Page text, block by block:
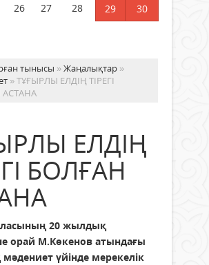
26 27 28 29
30
тынысы »Жаңалықтар »
» ТҰҒЫРЛЫ ЕЛДІҢ ТІРЕГІ
ЕЛДІҢ
БОЛҒАН
20 жылдық
орай М.Көкенов атындағы
үйінде мерекелік